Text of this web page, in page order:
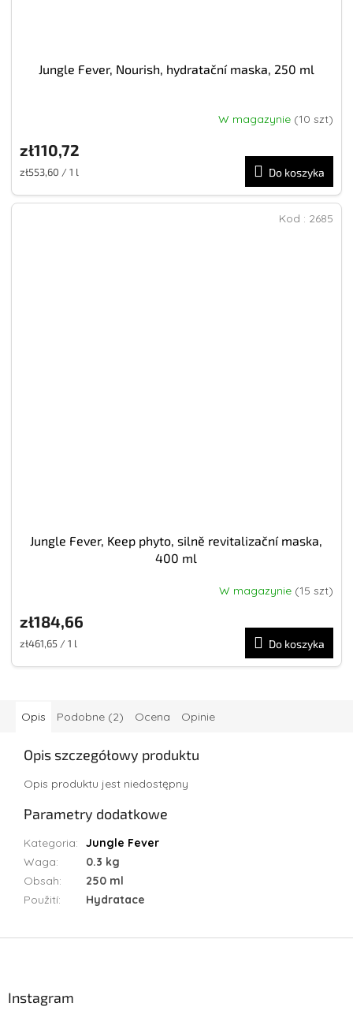
Jungle Fever, Nourish, hydratační maska, 250 ml
W magazynie (10 szt)
zł110,72
Cena
zł553,60 / 1 l Do koszyka
Jungle Fever, Keep phyto, silně revitalizační maska,
400 ml
W magazynie (15 szt)
zł184,66
Cena
zł461,65 / 1 l Do koszyka
Kod : 2685
Opis Podobne (2) Ocena Opinie
Opis szczegółowy produktu
Opis produktu jest niedostępny
Parametry dodatkowe
Kategoria:
Jungle Fever
Waga:
0.3 kg
Obsah:
250 ml
Použití: Hydratace
Instagram